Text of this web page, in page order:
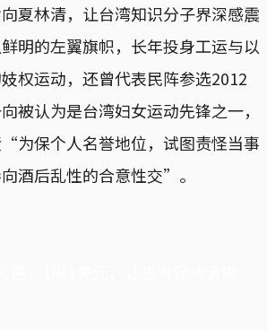
夏林清，让台湾知识分子界深感震
明的左翼旗帜，长年投身工运与以
权运动，还曾代表民阵参选2012
被认为是台湾妇女运动先锋之一，
为保个人名誉地位，试图责怪当事
酒后乱性的合意性交”。